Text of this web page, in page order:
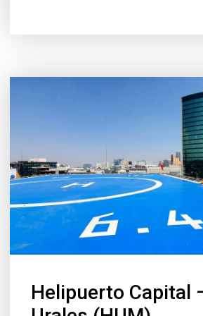
Helipuerto Capital